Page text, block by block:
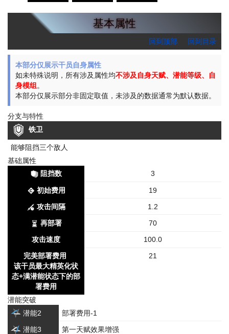
基本属性
回到顶部 回到目录
本部分仅展示干员自身属性
如未特殊说明，所有涉及属性均不涉及自身天赋、潜能等级、自
身模组。
本部分仅展示部分非固定取值，未涉及的数据通常为默认数据。
分支与特性
铁卫
能够阻挡三个敌人
基础属性
阻挡数
3
初始费用 19
攻击间隔 1.2
再部署 70
攻击速度 100.0
完美部署费用
该干员最大精英化状
态+满潜能状态下的部
署费用
21
潜能突破
潜能2
部署费用-1
潜能3 第一天赋效果增强